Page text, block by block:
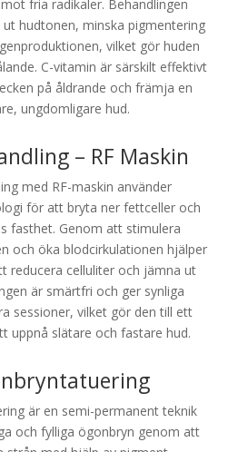
fria radikaler. Behandlingen
hudtonen, minska pigmentering
vilket gör huden
C-vitamin är särskilt effektivt
på åldrande och främja en
ungdomligare hud.
– RF Maskin
med RF-maskin använder
för att bryta ner fettceller och
fasthet. Genom att stimulera
och öka blodcirkulationen hjälper
reducera celluliter och jämna ut
är smärtfri och ger synliga
sessioner, vilket gör den till ett
uppnå slätare och fastare hud.
är en semi-permanent teknik
och fylliga ögonbryn genom att